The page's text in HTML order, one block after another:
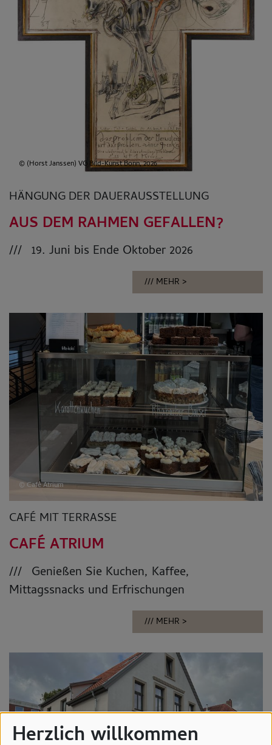
© (Horst Janssen) VG Bild-Kunst Bonn, 2026
HÄNGUNG DER DAUERAUSSTELLUNG
AUS DEM RAHMEN GEFALLEN?
19. Juni bis Ende Oktober 2026
MEHR
© Café Atrium
CAFÉ MIT TERRASSE
CAFÉ ATRIUM
Genießen Sie Kuchen, Kaffee,
Mittagssnacks und Erfrischungen
MEHR
Herzlich willkommen